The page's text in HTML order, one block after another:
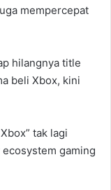
mempercepat
hilangnya title
beli Xbox, kini
tak lagi
gaming